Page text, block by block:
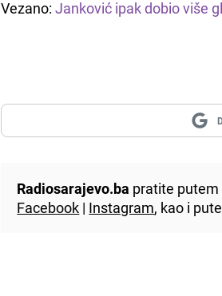
Vezano:Janković ipak dobio više
Radiosarajevo.ba pratite
Facebook | Instagram, kao i